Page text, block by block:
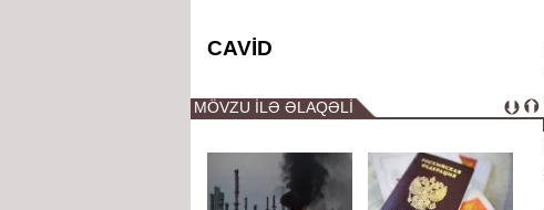
CAVİD
MÖVZU İLƏ ƏLAQƏLİ